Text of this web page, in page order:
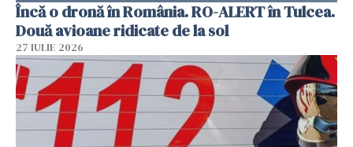
Încă o dronă în România. RO-ALERT în Tulcea.
Două avioane ridicate de la sol
27 IULIE 2026